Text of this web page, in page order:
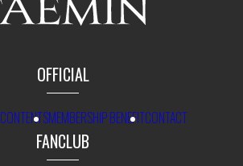
OFFICIAL
CONTENTSMEMBERSHIP BENEFITCONTACT
FANCLUB